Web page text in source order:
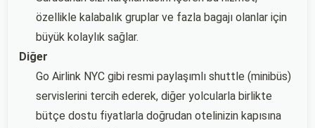
özellikle kalabalık gruplar ve fazla bagajı olanlar için
büyük kolaylık sağlar.
Diğer
Go Airlink NYC gibi resmi paylaşımlı shuttle (minibüs)
servislerini tercih ederek, diğer yolcularla birlikte
bütçe dostu fiyatlarla doğrudan otelinizin kapısına